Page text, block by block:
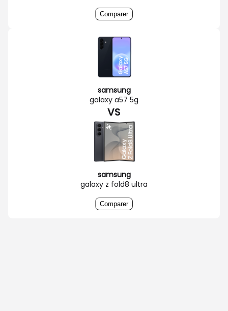
Comparer
samsung
galaxy a57 5g
VS
samsung
galaxy z fold8 ultra
Comparer